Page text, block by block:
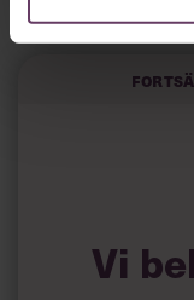
Sinceerly som
välskrivna texter –
kortfattat slarviga
Vi